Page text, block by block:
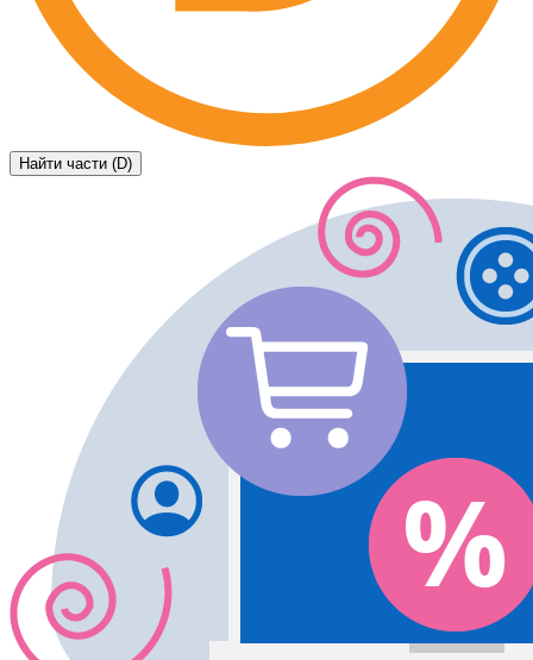
Найти части (D)